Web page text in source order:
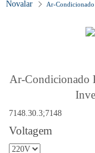
Ar-Condicionado
Ar-Condicionado
7148.30.3;7148
Voltagem